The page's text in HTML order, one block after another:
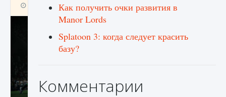
9 августа 2024 1 164 0 0
Как получить очки развития в
Manor Lords
Splatoon 3: когда следует красить
базу?
Комментарии